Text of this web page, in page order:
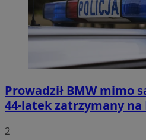
Prowadził BMW mimo
44-latek zatrzymany na
2